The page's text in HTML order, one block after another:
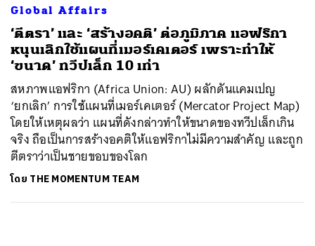
Global Affairs
‘ตีตรา’ และ ‘สร้างอคติ’ ต่อภูมิภาค แอฟริกา
หนุนเลิกใช้แผนที่เมอร์เคเตอร์ เพราะทำให้
‘ขนาด’ ทวีปเล็ก 10 เท่า
สหภาพแอฟริกา (Africa Union: AU) ผลักดันแคมเปญ
‘ยกเลิก’ การใช้แผนที่เมอร์เคเตอร์ (Mercator Project Map)
โดยให้เหตุผลว่า แผนที่ดังกล่าวทำให้ขนาดของทวีปเล็กเกิน
จริง ถือเป็นการสร้างอคติให้แอฟริกาไม่มีความสำคัญ และถูก
ตีตราว่าเป็นชายขอบของโลก
โดย THE MOMENTUM TEAM
SHARE